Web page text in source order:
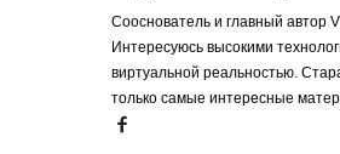
Сооснователь и главный автор
Интересуюсь высокими
виртуальной реальностью.
только самые интересные